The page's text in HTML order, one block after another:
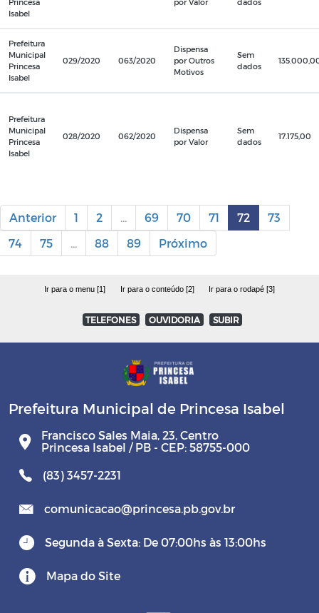
Isabel
Prefeitura
Municipal
Princesa
Isabel
029/2020 063/2020
Dispensa
por Outros
Motivos
Sem
dados
Prefeitura
Municipal
Princesa
Isabel
028/2020 062/2020
Dispensa
por Valor
Sem
dados
17.175,00
Anterior 1 2 69 70 71 72
73
74
75 88 89 Próximo
Ir para o menu [1] Ir para o conteúdo [2] Ir para o rodapé [3]
TELEFONES OUVIDORIA SUBIR
Prefeitura Municipal de Princesa Isabel
Francisco Sales Maia, 23, Centro
Princesa Isabel / PB - CEP: 58755-000
(83) 3457-2231
comunicacao@princesa.pb.gov.br
Segunda à Sexta: De 07:00hs às 13:00hs
Mapa do Site